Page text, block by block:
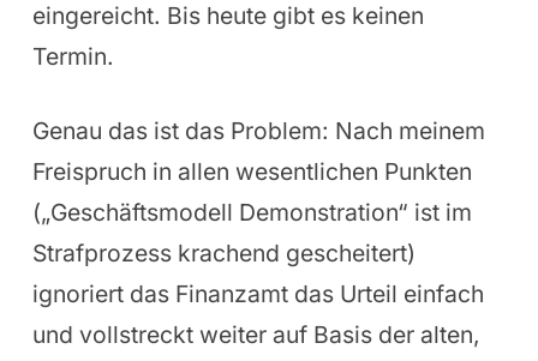
eingereicht. Bis heute gibt es keinen
Termin.
Genau das ist das Problem: Nach meinem
Freispruch in allen wesentlichen Punkten
(„Geschäftsmodell Demonstration“ ist im
Strafprozess krachend gescheitert)
ignoriert das Finanzamt das Urteil einfach
und vollstreckt weiter auf Basis der alten,